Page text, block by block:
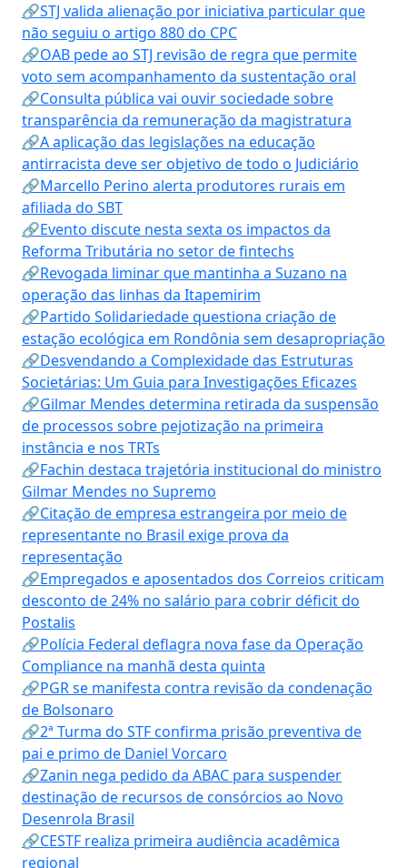
🔗STJ valida alienação por iniciativa particular que
não seguiu o artigo 880 do CPC
🔗OAB pede ao STJ revisão de regra que permite
voto sem acompanhamento da sustentação oral
🔗Consulta pública vai ouvir sociedade sobre
transparência da remuneração da magistratura
🔗A aplicação das legislações na educação
antirracista deve ser objetivo de todo o Judiciário
🔗Marcello Perino alerta produtores rurais em
afiliada do SBT
🔗Evento discute nesta sexta os impactos da
Reforma Tributária no setor de fintechs
🔗Revogada liminar que mantinha a Suzano na
operação das linhas da Itapemirim
🔗Partido Solidariedade questiona criação de
estação ecológica em Rondônia sem desapropriação
🔗Desvendando a Complexidade das Estruturas
Societárias: Um Guia para Investigações Eficazes
🔗Gilmar Mendes determina retirada da suspensão
de processos sobre pejotização na primeira
instância e nos TRTs
🔗Fachin destaca trajetória institucional do ministro
Gilmar Mendes no Supremo
🔗Citação de empresa estrangeira por meio de
representante no Brasil exige prova da
representação
🔗Empregados e aposentados dos Correios criticam
desconto de 24% no salário para cobrir déficit do
Postalis
🔗Polícia Federal deflagra nova fase da Operação
Compliance na manhã desta quinta
🔗PGR se manifesta contra revisão da condenação
de Bolsonaro
🔗2ª Turma do STF confirma prisão preventiva de
pai e primo de Daniel Vorcaro
🔗Zanin nega pedido da ABAC para suspender
destinação de recursos de consórcios ao Novo
Desenrola Brasil
🔗CESTF realiza primeira audiência acadêmica
regional